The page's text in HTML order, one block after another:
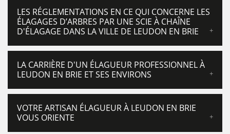
LES RÉGLEMENTATIONS EN CE QUI CONCERNE LES
ÉLAGAGES D’ARBRES PAR UNE SCIE À CHAÎNE
D'ÉLAGAGE DANS LA VILLE DE LEUDON EN BRIE
LA CARRIÈRE D'UN ÉLAGUEUR PROFESSIONNEL À
LEUDON EN BRIE ET SES ENVIRONS
VOTRE ARTISAN ÉLAGUEUR À LEUDON EN BRIE
VOUS ORIENTE